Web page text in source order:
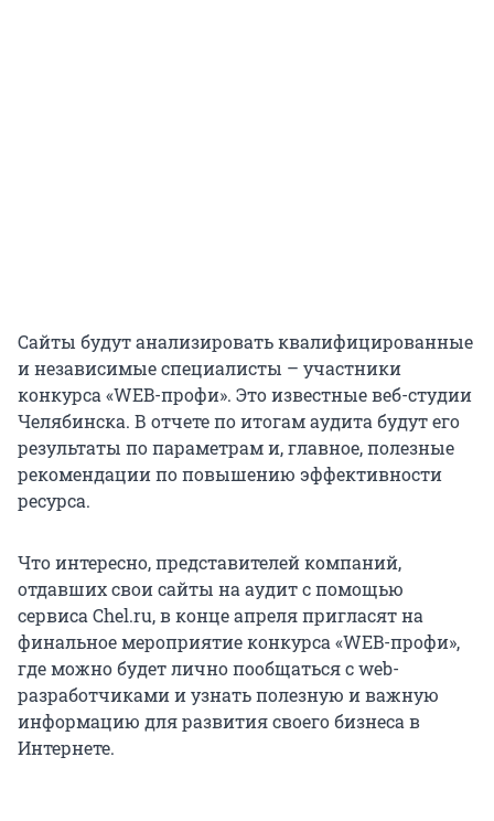
Сайты будут анализировать квалифицированные
и независимые специалисты – участники
конкурса «WEB-профи». Это известные веб-студии
Челябинска. В отчете по итогам аудита будут его
результаты по параметрам и, главное, полезные
рекомендации по повышению эффективности
ресурса.
Что интересно, представителей компаний,
отдавших свои сайты на аудит с помощью
сервиса Chel.ru, в конце апреля пригласят на
финальное мероприятие конкурса «WEB-профи»,
где можно будет лично пообщаться с web-
разработчиками и узнать полезную и важную
информацию для развития своего бизнеса в
Интернете.